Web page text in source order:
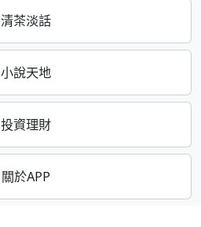
清茶淡話
小說天地
投資理財
關於APP